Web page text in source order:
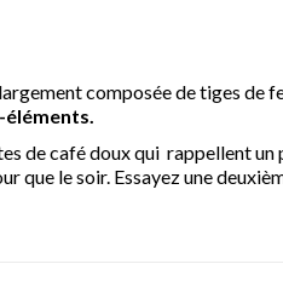
composée de tiges de
éléments.
de café doux qui rappellent
le soir. Essayez une